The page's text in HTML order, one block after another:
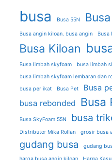
busa Busa 55N
Busa angin kiloan. busa angin Busa
Busa Kiloan
Busa limbah skyfoam
busa limbah
busa limbah skyfoam lembaran dan
busa per ikat
Busa Pet
Busa
busa rebonded
Busa
Busa SkyFoam 55N busa
Distributor Mika Rollan grosir busa
gudang busa gudang